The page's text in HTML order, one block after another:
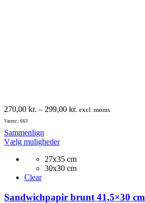
270,00 kr. – 299,00 kr. Prisinterval:
excl. moms
Varenr.: 663
Sammenlign
Vælg mulighederDette
har
flere
kan
27x35 cm
30x30 cm
Clear
Sandwichpapir brunt 41,5×30 cm